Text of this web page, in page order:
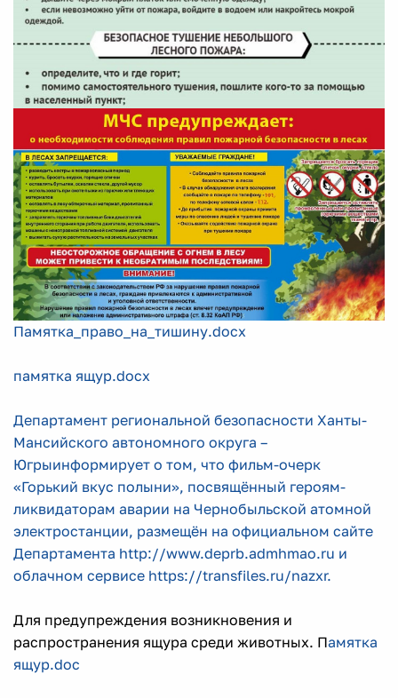
Памятка_право_на_тишину.docx
памятка ящур.docx
Департамент региональной безопасности Ханты-
Мансийского автономного округа –
Югрыинформирует о том, что фильм-очерк
«Горький вкус полыни», посвящённый героям-
ликвидаторам аварии на Чернобыльской атомной
электростанции, размещён на официальном сайте
Департамента http://www.deprb.admhmao.ru и
облачном сервисе https://transfiles.ru/nazxr.
Для предупреждения возникновения и
распространения ящура среди животных. Памятка
ящур.doc